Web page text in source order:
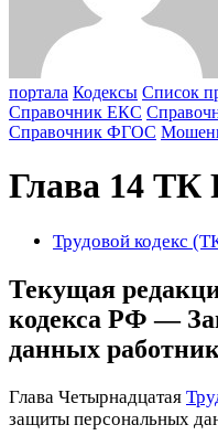
портала Кодексы Cписок
Справочник ЕКС
Справочник ФГОС
Глава 14
Трудовой кодекс
Текущая
кодекса РФ —
данных
Глава Четырнадцатая
защиты персональных